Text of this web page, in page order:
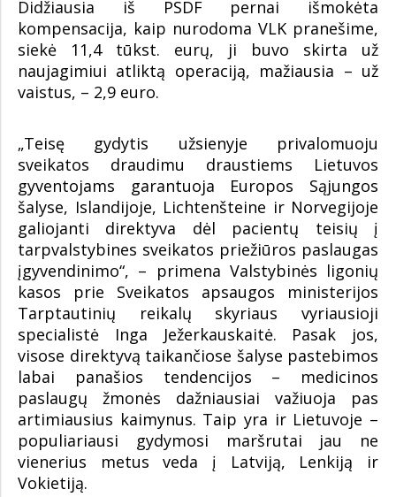
Didžiausia iš PSDF pernai išmokėta
kompensacija, kaip nurodoma VLK pranešime,
siekė 11,4 tūkst. eurų, ji buvo skirta už
naujagimiui atliktą operaciją, mažiausia – už
vaistus, – 2,9 euro.
„Teisę gydytis užsienyje privalomuoju
sveikatos draudimu draustiems Lietuvos
gyventojams garantuoja Europos Sąjungos
šalyse, Islandijoje, Lichtenšteine ir Norvegijoje
galiojanti direktyva dėl pacientų teisių į
tarpvalstybines sveikatos priežiūros paslaugas
įgyvendinimo“, – primena Valstybinės ligonių
kasos prie Sveikatos apsaugos ministerijos
Tarptautinių reikalų skyriaus vyriausioji
specialistė Inga Ježerkauskaitė. Pasak jos,
visose direktyvą taikančiose šalyse pastebimos
labai panašios tendencijos – medicinos
paslaugų žmonės dažniausiai važiuoja pas
artimiausius kaimynus. Taip yra ir Lietuvoje –
populiariausi gydymosi maršrutai jau ne
vienerius metus veda į Latviją, Lenkiją ir
Vokietiją.